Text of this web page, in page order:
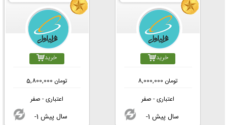
خرید
8,000,000 تومان
اعتباری - صفر
-1 سال پیش
خرید
5,800,000 تومان
اعتباری - صفر
-1 سال پیش